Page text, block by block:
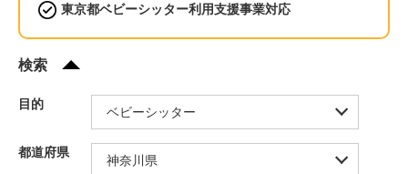
東京都ベビーシッター利用支援事業対応
検索
目的
都道府県